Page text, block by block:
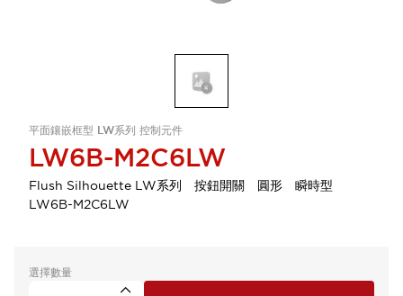
平面鑲嵌框型 LW系列 控制元件
LW6B-M2C6LW
Flush Silhouette LW系列 按鈕開關 圓形 瞬時型
LW6B-M2C6LW
選擇數量